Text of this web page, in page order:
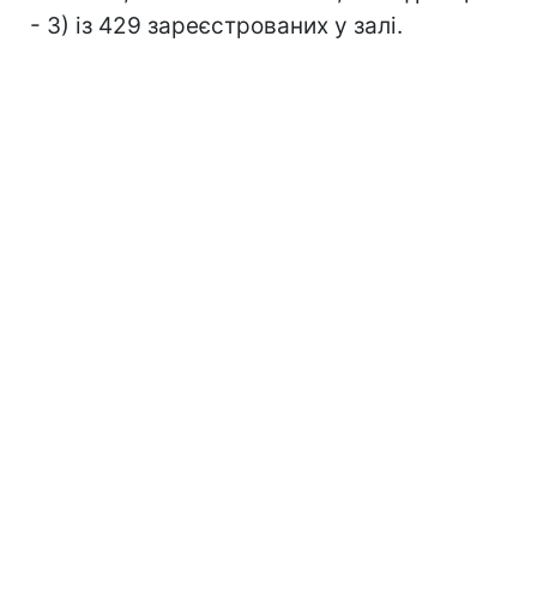
- 3) із 429 зареєстрованих у залі.